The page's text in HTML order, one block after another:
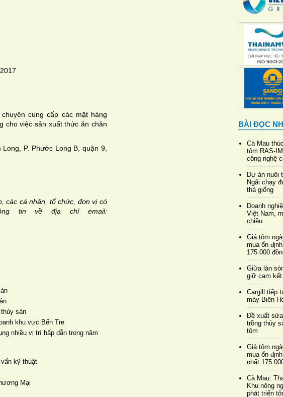
cung cấp các mặt hàng
cho việc sản xuất thức ăn chăn
P. Phước Long B, quận 9,
các cá nhân, tổ chức, đơn vị có
tin về địa chỉ email:
sản
khu vực Bến Tre
nhiều vị trí hấp dẫn trong năm
kỹ thuật
Mại
BÀI ĐỌC
Cà Mau
tôm RAS-
công nghệ
Dự án nuôi
Ngãi chạy
thả giống
Doanh
Việt Nam,
chiều
Giá tôm
mua ổn
175.000
Giữa làn
giữ cam kết
Cargill tiếp
máy Biên
Đề xuất
trồng thủy
tôm
Giá tôm
mua ổn
nhất
Cà Mau:
Khu nông
phát triển